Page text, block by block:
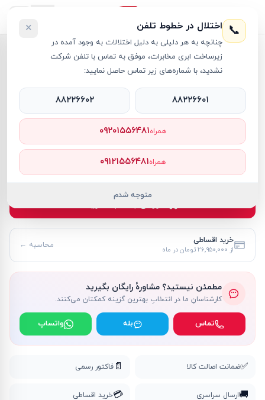
مک بوک ایر M5 ›
مک بوک ایر M5 RT61408
خرید اقساطی
از ۲۶٬۹۵۰٬۰۰۰ تومان در ماه محاسبه ←
مطمئن نیستید؟ مشاورهٔ رایگان بگیرید
کارشناسانِ ما در انتخابِ بهترین گزینه کمکتان می‌کنند.
تماس بله واتساپ
✅ضمانت اصالت کالا 📄 فاکتور رسمی
🚚ارسال سراسری 💳خرید اقساطی
📞 اختلال در خطوط تلفن
چنانچه به هر دلیلی به دلیل اختلالات به وجود آمده در
زیرساخت ابری مخابرات، موفق به تماس با تلفن شرکت
نشدید، با شماره‌های زیر تماس حاصل نمایید:
×
۸۸۲۲۶۶۰۱ ۸۸۲۲۶۶۰۲
همراه۰۹۲۰۱۵۵۶۴۸۱
همراه۰۹۱۲۱۵۵۶۴۸۱
متوجه شدم